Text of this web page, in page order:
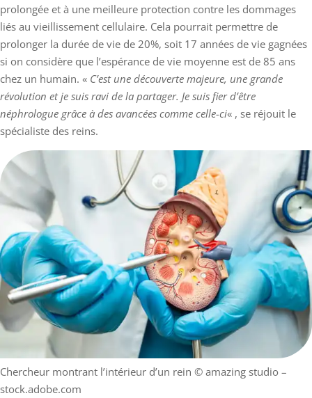
prolongée et à une meilleure protection contre les dommages
liés au vieillissement cellulaire. Cela pourrait permettre de
prolonger la durée de vie de 20%, soit 17 années de vie gagnées
si on considère que l’espérance de vie moyenne est de 85 ans
chez un humain. « C’est une découverte majeure, une grande
révolution et je suis ravi de la partager. Je suis fier d’être
néphrologue grâce à des avancées comme celle-ci« , se réjouit le
spécialiste des reins.
Chercheur montrant l’intérieur d’un rein © amazing studio –
stock.adobe.com